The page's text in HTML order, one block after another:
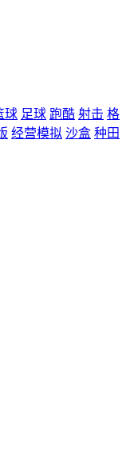
球 足球 跑酷 射击 格
经营模拟 沙盒 种田